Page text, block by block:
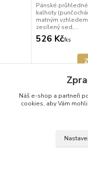
Pánské
kalhoty
matným
zesílený sed,...
526 Kč/ks
Náš e-shop a partneři
cookies, aby Vám